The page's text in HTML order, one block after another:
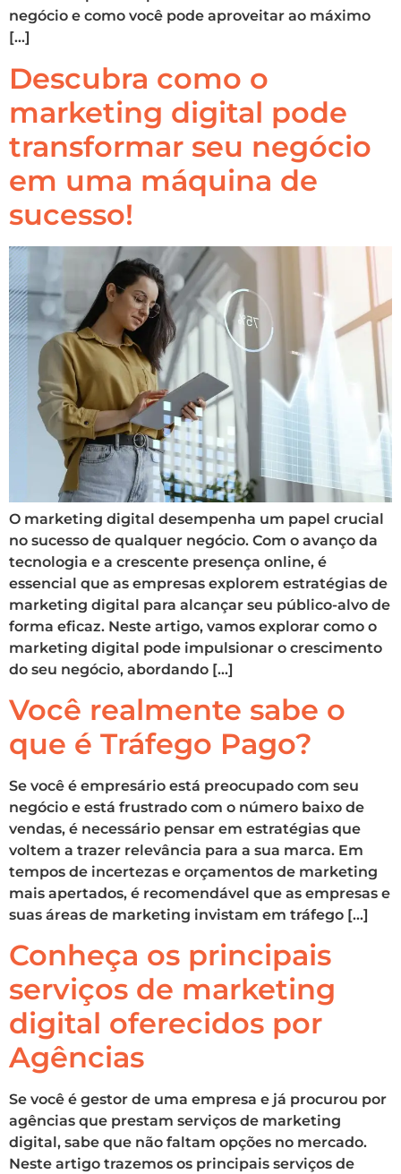
negócio e como você pode aproveitar ao máximo
[…]
Descubra como o
marketing digital pode
transformar seu negócio
em uma máquina de
sucesso!
O marketing digital desempenha um papel crucial
no sucesso de qualquer negócio. Com o avanço da
tecnologia e a crescente presença online, é
essencial que as empresas explorem estratégias de
marketing digital para alcançar seu público-alvo de
forma eficaz. Neste artigo, vamos explorar como o
marketing digital pode impulsionar o crescimento
do seu negócio, abordando […]
Você realmente sabe o
que é Tráfego Pago?
Se você é empresário está preocupado com seu
negócio e está frustrado com o número baixo de
vendas, é necessário pensar em estratégias que
voltem a trazer relevância para a sua marca. Em
tempos de incertezas e orçamentos de marketing
mais apertados, é recomendável que as empresas e
suas áreas de marketing invistam em tráfego […]
Conheça os principais
serviços de marketing
digital oferecidos por
Agências
Se você é gestor de uma empresa e já procurou por
agências que prestam serviços de marketing
digital, sabe que não faltam opções no mercado.
Neste artigo trazemos os principais serviços de